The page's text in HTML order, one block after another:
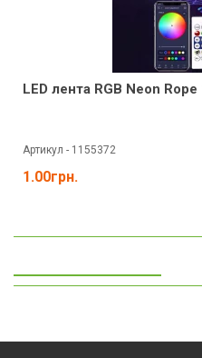
LED лента RGB Neon
Артикул - 1155372
1.00грн.